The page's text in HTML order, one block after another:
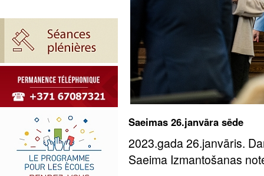
Saeimas 26.janvāra sēde
2023.gada 26.janvāris.
Saeima Izmantošanas